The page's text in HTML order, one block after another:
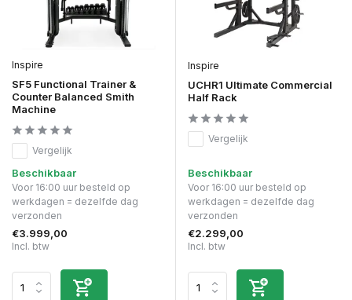
Inspire
SF5 Functional Trainer &
Counter Balanced Smith
Machine
Vergelijk
Beschikbaar
Voor 16:00 uur besteld op
werkdagen = dezelfde dag
verzonden
€3.999,00
Incl. btw
Inspire
UCHR1 Ultimate Commercial
Half Rack
Vergelijk
Beschikbaar
Voor 16:00 uur besteld op
werkdagen = dezelfde dag
verzonden
€2.299,00
Incl. btw